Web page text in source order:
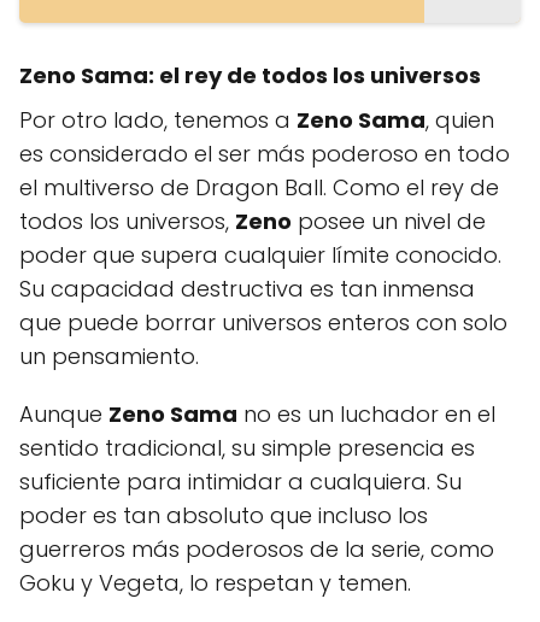
Zeno Sama: el rey de todos los universos
Por otro lado, tenemos a Zeno Sama, quien
es considerado el ser más poderoso en todo
el multiverso de Dragon Ball. Como el rey de
todos los universos, Zeno posee un nivel de
poder que supera cualquier límite conocido.
Su capacidad destructiva es tan inmensa
que puede borrar universos enteros con solo
un pensamiento.
Aunque Zeno Sama no es un luchador en el
sentido tradicional, su simple presencia es
suficiente para intimidar a cualquiera. Su
poder es tan absoluto que incluso los
guerreros más poderosos de la serie, como
Goku y Vegeta, lo respetan y temen.